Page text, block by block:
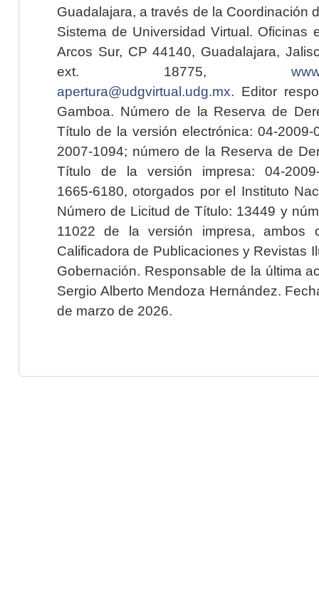
Guadalajara, a través de la Coordinación
Sistema de Universidad Virtual. Oficinas
Arcos Sur, CP 44140, Guadalajara,
ext. 18775,
apertura@udgvirtual.udg.mx. Editor
Gamboa. Número de la Reserva de
Título de la versión electrónica: 04-2009-
2007-1094; número de la Reserva de
Título de la versión impresa: 04-2009-
1665-6180, otorgados por el Instituto
Número de Licitud de Título: 13449 y
11022 de la versión impresa, ambos
Calificadora de Publicaciones y Revistas
Gobernación. Responsable de la última
Sergio Alberto Mendoza Hernández.
de marzo de 2026.